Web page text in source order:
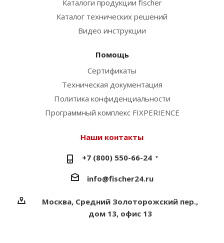
Каталоги продукции fischer
Каталог технических решений
Видео инструкции
Помощь
Сертификаты
Техническая документация
Политика конфиденциальности
Программный комплекс FIXPERIENCE
Наши контакты
+7 (800) 550-66-24
info@fischer24.ru
Москва, Средний Золоторожский пер.,
дом 13, офис 13